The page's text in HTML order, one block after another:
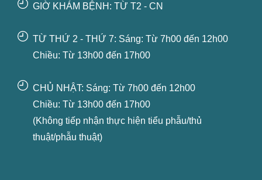
GIỜ KHÁM BỆNH: TỪ T2 - CN
TỪ THỨ 2 - THỨ 7: Sáng: Từ 7h00 đến 12h00
Chiều: Từ 13h00 đến 17h00
CHỦ NHẬT: Sáng: Từ 7h00 đến 12h00
Chiều: Từ 13h00 đến 17h00
(Không tiếp nhận thực hiện tiểu phẫu/thủ
thuật/phẫu thuật)